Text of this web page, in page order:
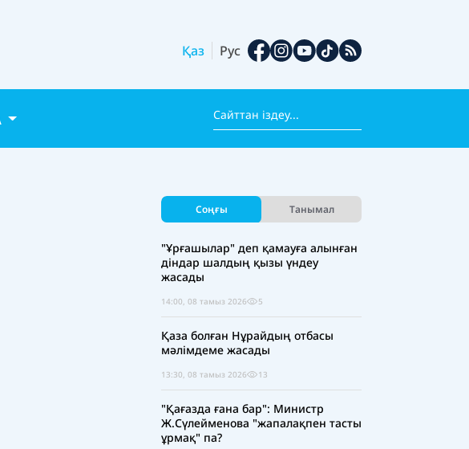
Қаз Рус
Соңғы Танымал
"Ұрғашылар" деп қамауға алынған
діндар шалдың қызы үндеу
жасады
14:00, 08 тамыз 2026 5
Қаза болған Нұрайдың отбасы
мәлімдеме жасады
13:30, 08 тамыз 2026 13
"Қағазда ғана бар": Министр
Ж.Сүлейменова "жапалақпен тасты
ұрмақ" па?